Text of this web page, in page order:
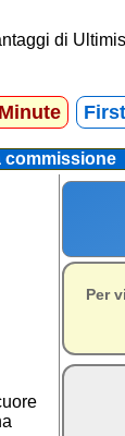
commissione
Per